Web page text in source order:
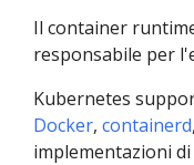
Il container
responsabile per
Kubernetes
Docker, containerd,
implementazioni di